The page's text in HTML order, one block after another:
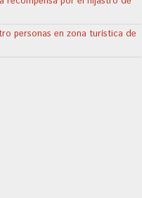
personas en zona turística de